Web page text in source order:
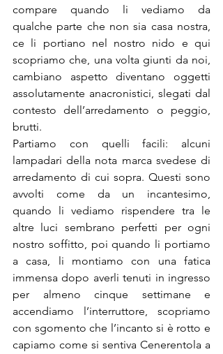
compare quando li vediamo da
qualche parte che non sia casa nostra,
ce li portiano nel nostro nido e qui
scopriamo che, una volta giunti da noi,
cambiano aspetto diventano oggetti
assolutamente anacronistici, slegati dal
contesto dell’arredamento o peggio,
brutti.
Partiamo con quelli facili: alcuni
lampadari della nota marca svedese di
arredamento di cui sopra. Questi sono
avvolti come da un incantesimo,
quando li vediamo rispendere tra le
altre luci sembrano perfetti per ogni
nostro soffitto, poi quando li portiamo
a casa, li montiamo con una fatica
immensa dopo averli tenuti in ingresso
per almeno cinque settimane e
accendiamo l’interruttore, scopriamo
con sgomento che l’incanto si è rotto e
capiamo come si sentiva Cenerentola a